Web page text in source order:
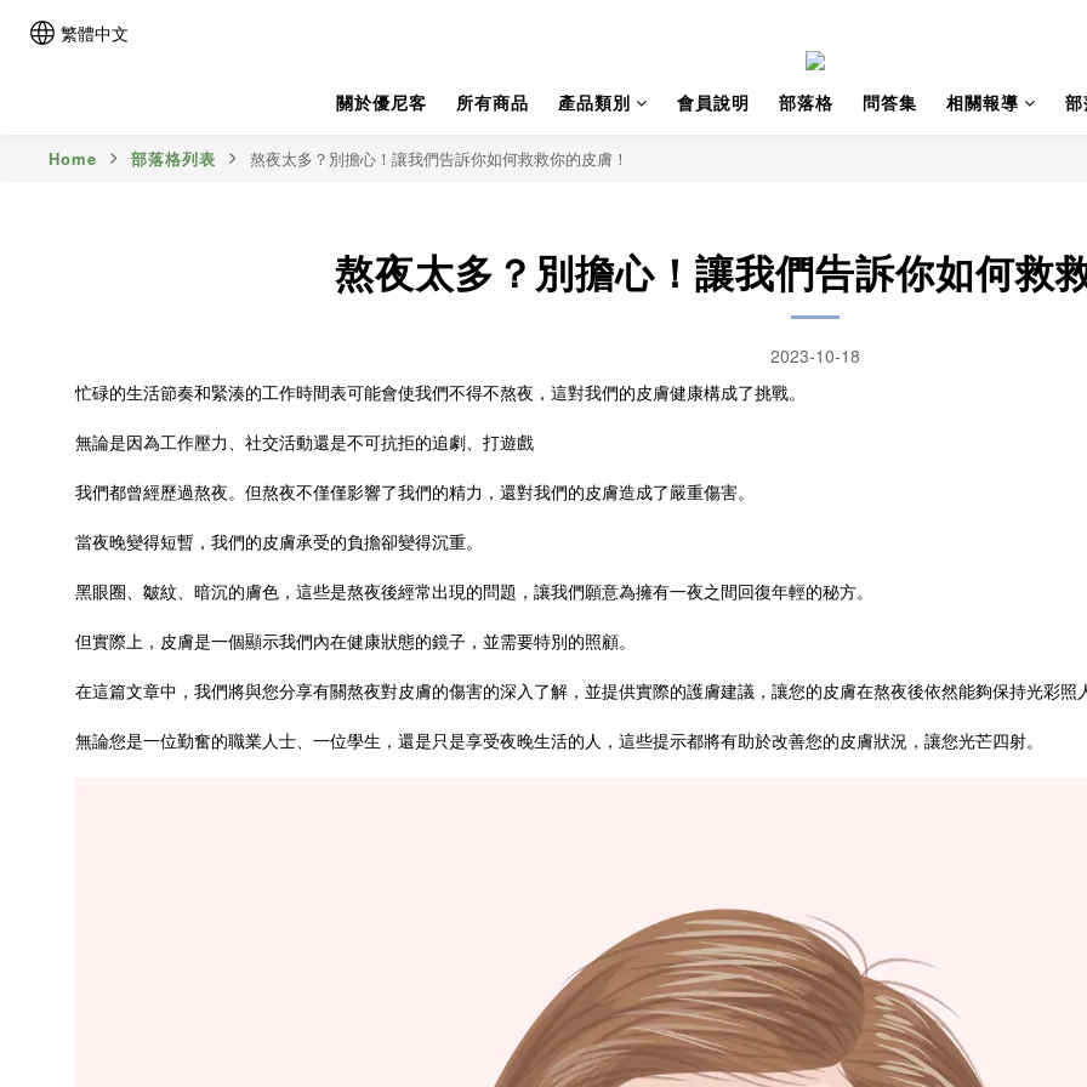
繁體中文
關於優尼客 所有商品 產品類別 會員說明 部落格 問答集 相關報導
Home 部落格列表 熬夜太多？別擔心！讓我們告訴你如何救救你的皮膚！
熬夜太多？別擔心！讓我們告訴你如何救
2023-10-18
忙碌的生活節奏和緊湊的工作時間表可能會使我們不得不熬夜，這對我們的皮膚健康構成了挑戰。
無論是因為工作壓力、社交活動還是不可抗拒的追劇、打遊戲
我們都曾經歷過熬夜。但熬夜不僅僅影響了我們的精力，還對我們的皮膚造成了嚴重傷害。
當夜晚變得短暫，我們的皮膚承受的負擔卻變得沉重。
黑眼圈、皺紋、暗沉的膚色，這些是熬夜後經常出現的問題，讓我們願意為擁有一夜之間回復年輕的秘方。
但實際上，皮膚是一個顯示我們內在健康狀態的鏡子，並需要特別的照顧。
在這篇文章中，我們將與您分享有關熬夜對皮膚的傷害的深入了解，並提供實際的護膚建議，讓您的皮膚在熬夜後依然能夠保持光彩照
無論您是一位勤奮的職業人士、一位學生，還是只是享受夜晚生活的人，這些提示都將有助於改善您的皮膚狀況，讓您光芒四射。